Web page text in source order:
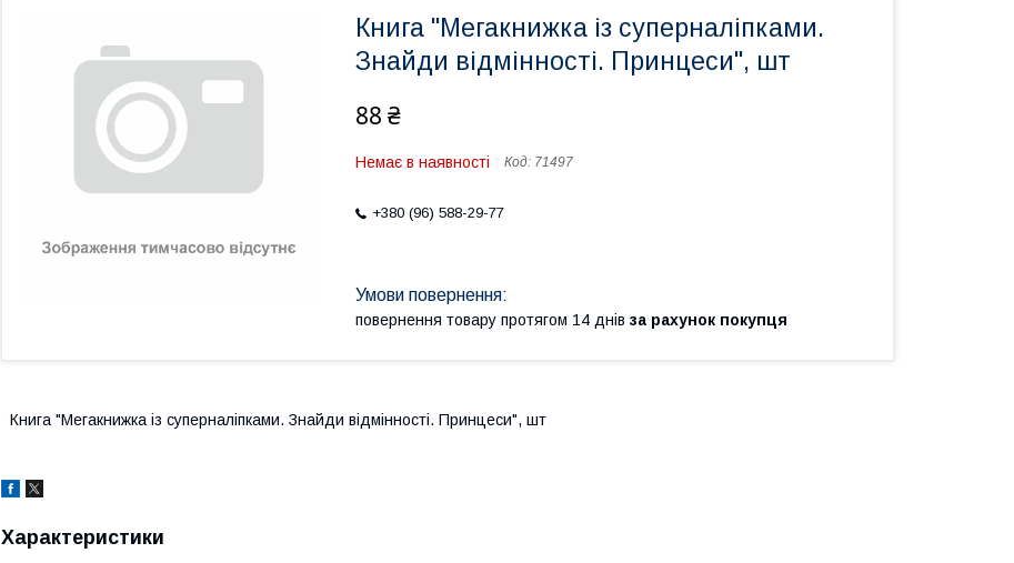
Книга "Мегакнижка із суперналіпками.
Знайди відмінності. Принцеси", шт
88 ₴
Немає в наявності Код: 71497
+380 (96) 588-29-77
повернення товару протягом 14 днів за рахунок покупця
Книга "Мегакнижка із суперналіпками. Знайди відмінності. Принцеси", шт
Характеристики